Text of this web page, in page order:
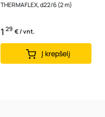
THERMAFLEX, d22/6 (2 m)
1 29 € / vnt.
Į krepšelį